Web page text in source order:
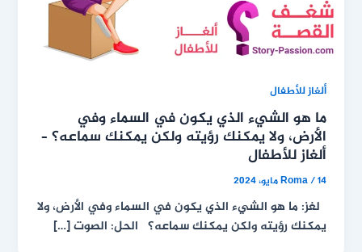
ألغاز للأطفال
ما هو الشيء الذي يكون في السماء وفي
الأرض، ولا يمكنك رؤيته ولكن يمكنك سماعه؟ –
ألغاز للأطفال
Roma/14 مايو، 2024
لغز: ما هو الشيء الذي يكون في السماء وفي الأرض، ولا
يمكنك رؤيته ولكن يمكنك سماعه؟ الحل: الصوت […]